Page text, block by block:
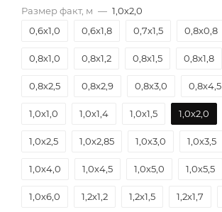
Размер факт, м — 1,0х2,0
0,6х1,0
0,6х1,8 0,7х1,5 0,8х0,8
0,8х1,0 0,8х1,2 0,8х1,5 0,8х1,8
0,8х2,5 0,8х2,9 0,8х3,0 0,8х4,5
1,0х1,0 1,0х1,4 1,0х1,5 1,0х2,0
1,0х2,5 1,0х2,85 1,0х3,0 1,0х3,5
1,0х4,0 1,0х4,5 1,0х5,0 1,0х5,5
1,0х6,0 1,2х1,2 1,2х1,5 1,2х1,7